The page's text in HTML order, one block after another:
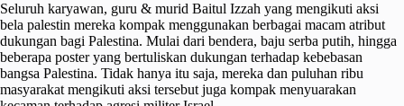
Seluruh karyawan, guru & murid Baitul Izzah yang mengikuti aksi
bela palestin mereka kompak menggunakan berbagai macam atribut
dukungan bagi Palestina. Mulai dari bendera, baju serba putih, hingga
beberapa poster yang bertuliskan dukungan terhadap kebebasan
bangsa Palestina. Tidak hanya itu saja, mereka dan puluhan ribu
masyarakat mengikuti aksi tersebut juga kompak menyuarakan